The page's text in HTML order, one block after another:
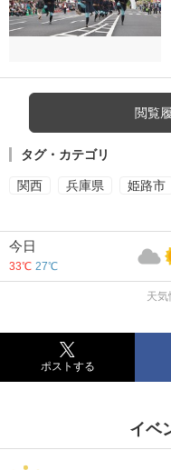
閲覧
タグ・カテゴリ
関西 兵庫県 姫路市
今日
33℃ 27℃
天
ポストする
イベ